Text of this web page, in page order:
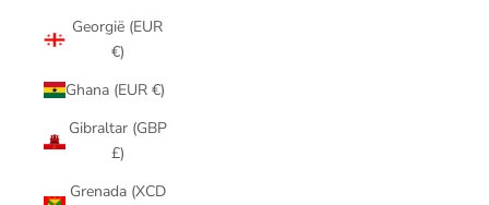
Georgië (EUR
€)
Ghana (EUR €)
Gibraltar (GBP
£)
Grenada (XCD